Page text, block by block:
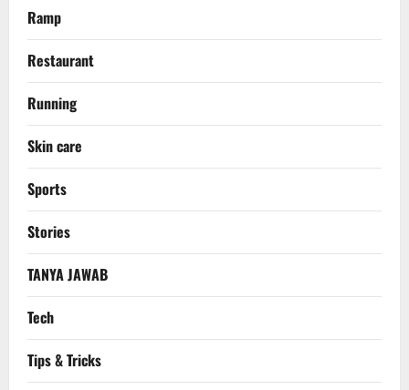
Ramp
Restaurant
Running
Skin care
Sports
Stories
TANYA JAWAB
Tech
Tips & Tricks